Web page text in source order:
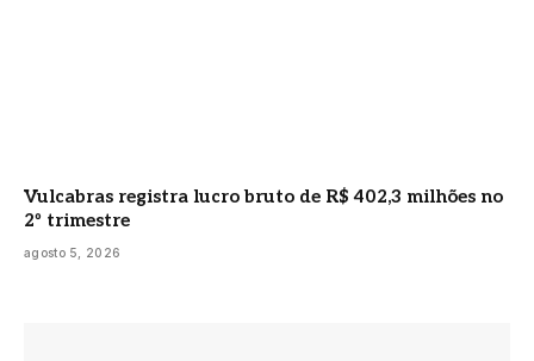
Vulcabras registra lucro bruto de R$ 402,3 milhões no
2º trimestre
agosto 5, 2026